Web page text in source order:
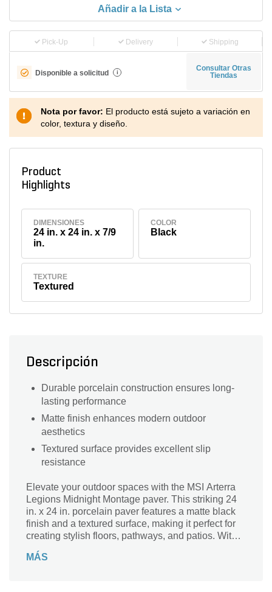
Añadir a la Lista
Pick-Up Delivery Shipping
Disponible a solicitud i
Consultar Otras
Tiendas
Nota por favor: El producto está sujeto a variación en
color, textura y diseño.
Product
Highlights
DIMENSIONES
24 in. x 24 in. x 7/9
in.
COLOR
Black
TEXTURE
Textured
Descripción
Durable porcelain construction ensures long-
lasting performance
Matte finish enhances modern outdoor
aesthetics
Textured surface provides excellent slip
resistance
Elevate your outdoor spaces with the MSI Arterra
Legions Midnight Montage paver. This striking 24
in. x 24 in. porcelain paver features a matte black
finish and a textured surface, making it perfect for
creating stylish floors, pathways, and patios. With a
aesthetic appeal, ensuring your outdoor areas
MÁS